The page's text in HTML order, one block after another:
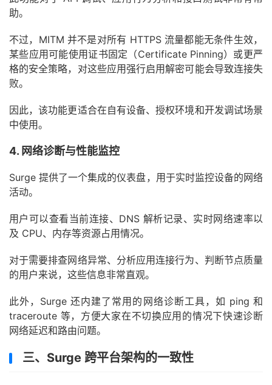
助。
不过，MITM 并不是对所有 HTTPS 流量都能无条件生效，
某些应用可能使用证书固定（Certificate Pinning）或更严
格的安全策略，对这些应用强行启用解密可能会导致连接失
败。
因此，该功能更适合在自有设备、授权环境和开发调试场景
中使用。
4. 网络诊断与性能监控
Surge 提供了一个集成的仪表盘，用于实时监控设备的网络
活动。
用户可以查看当前连接、DNS 解析记录、实时网络速率以
及 CPU、内存等资源占用情况。
对于需要排查网络异常、分析应用连接行为、判断节点质量
的用户来说，这些信息非常直观。
此外，Surge 还内建了常用的网络诊断工具，如 ping 和
traceroute 等，方便大家在不切换应用的情况下快速诊断
网络延迟和路由问题。
三、Surge 跨平台架构的一致性